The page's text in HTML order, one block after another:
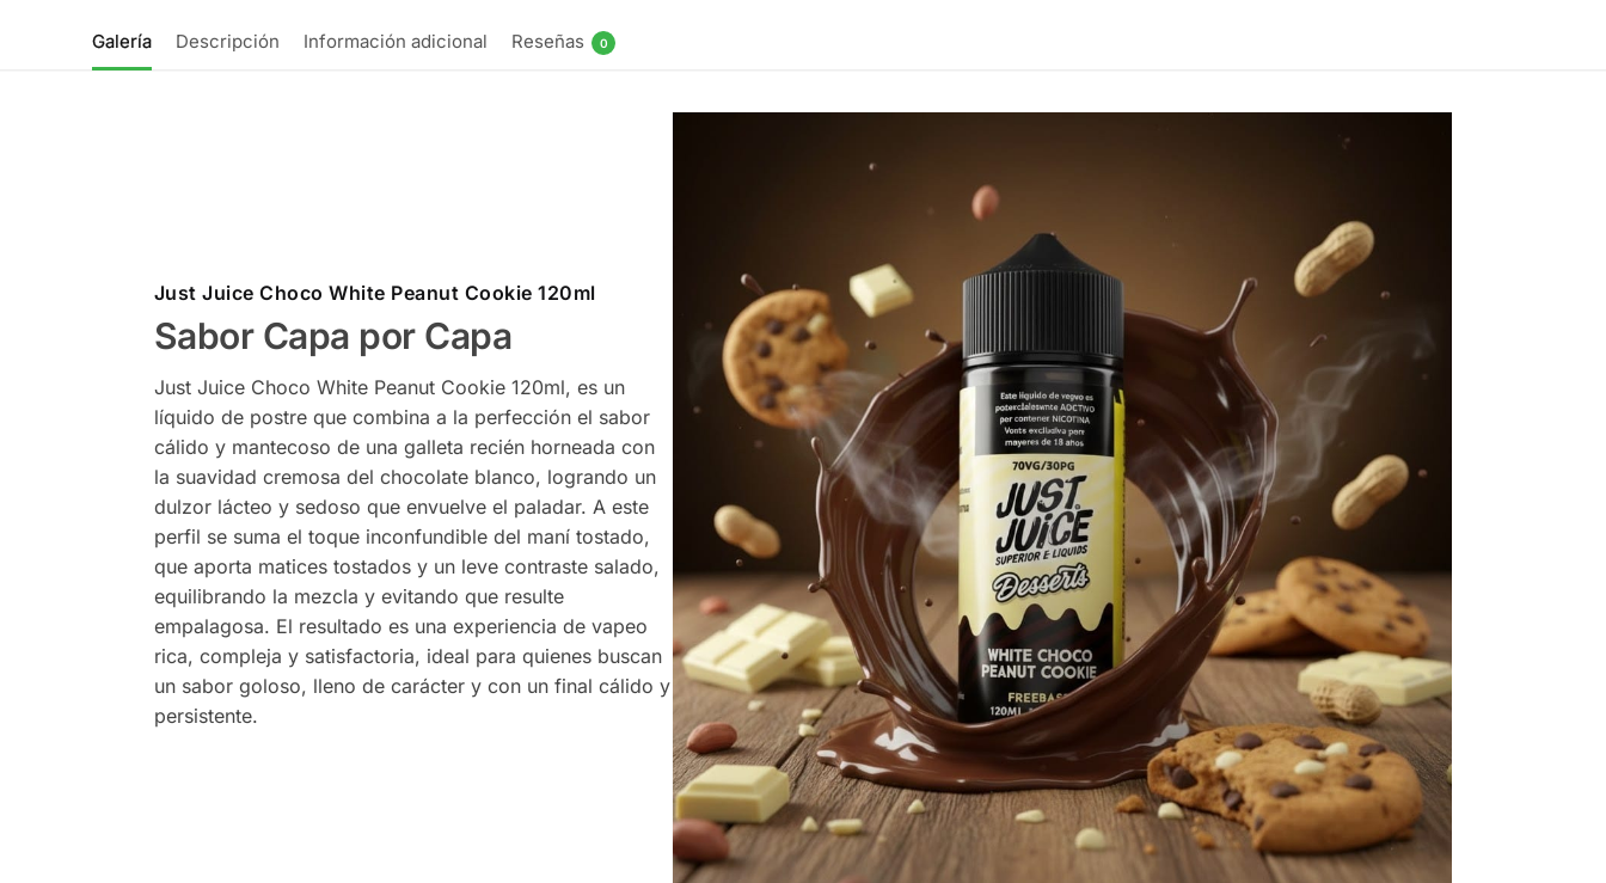
Galería Descripción Información adicional Reseñas 0
Just Juice Choco White Peanut Cookie 120ml
Sabor Capa por Capa
Just Juice Choco White Peanut Cookie 120ml, es un
líquido de postre que combina a la perfección el sabor
cálido y mantecoso de una galleta recién horneada con
la suavidad cremosa del chocolate blanco, logrando un
dulzor lácteo y sedoso que envuelve el paladar. A este
perfil se suma el toque inconfundible del maní tostado,
que aporta matices tostados y un leve contraste salado,
equilibrando la mezcla y evitando que resulte
empalagosa. El resultado es una experiencia de vapeo
rica, compleja y satisfactoria, ideal para quienes buscan
un sabor goloso, lleno de carácter y con un final cálido y
persistente.